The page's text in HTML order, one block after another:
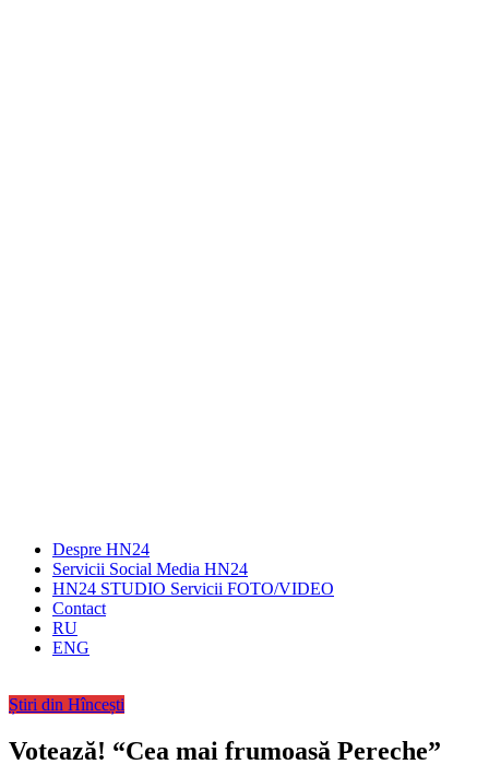
Despre HN24
Servicii Social Media HN24
HN24 STUDIO Servicii FOTO/VIDEO
Contact
RU
ENG
Știri din Hîncești
Votează! “Cea mai frumoasă Pereche”